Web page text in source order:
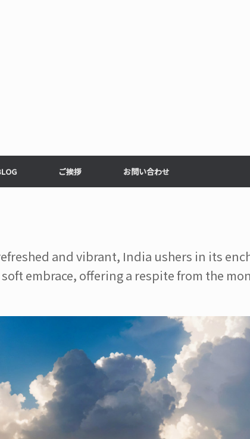
ご挨拶 お問い合わせ
and vibrant, India ushers in its
embrace, offering a respite from the